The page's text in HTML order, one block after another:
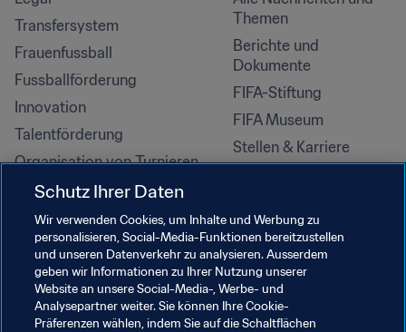
Transfersystem
Frauenfussball
Fussballförderung
Innovation
Talentförderung
Organisation von Turnieren
Nachhaltigkeit
Menschenrechte und
Antidiskriminierung
Gesundheit und Medizin
Bildungsinitiativen
Themen
Berichte und
Dokumente
FIFA-Stiftung
FIFA Museum
Stellen & Karriere
Schutz Ihrer Daten
Wir verwenden Cookies, um Inhalte und Werbung zu
personalisieren, Social-Media-Funktionen bereitzustellen
und unseren Datenverkehr zu analysieren. Ausserdem
geben wir Informationen zu Ihrer Nutzung unserer
Website an unsere Social-Media-, Werbe- und
Analysepartner weiter. Sie können Ihre Cookie-
Präferenzen wählen, indem Sie auf die Schaltflächen